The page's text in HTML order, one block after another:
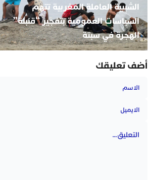
الشبيبة العاملة المغربية تتهم
السياسات العمومية بتفجير “قنبلة”
الهجرة في سبتة
أضف تعليقك